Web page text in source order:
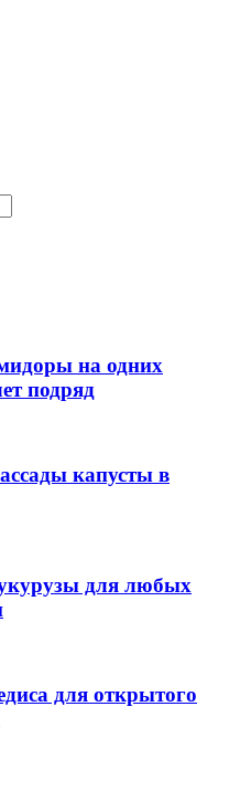
на одних
подряд
капусты в
для любых
для открытого